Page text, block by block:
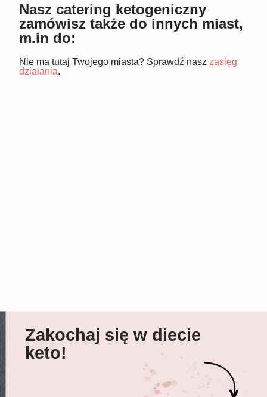
Nasz catering ketogeniczny
zamówisz także do innych miast,
m.in do:
Nie ma tutaj Twojego miasta? Sprawdź nasz zasięg
działania.
Zakochaj się w diecie
keto!